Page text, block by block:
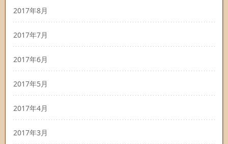
2017年8月
2017年7月
2017年6月
2017年5月
2017年4月
2017年3月